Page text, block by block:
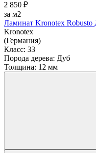
2 850 ₽
за м2
Ламинат Kronotex
Kronotex
(Германия)
Класс: 33
Порода дерева: Дуб
Толщина: 12 мм